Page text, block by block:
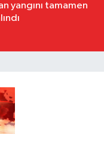
yangını tamamen